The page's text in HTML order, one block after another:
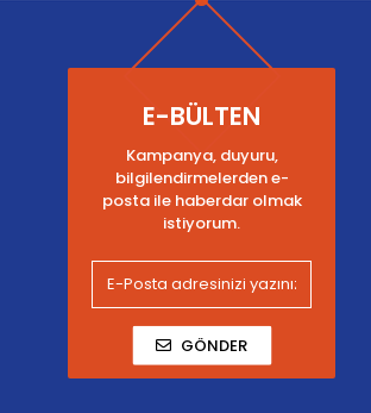
E-BÜLTEN
Kampanya, duyuru,
bilgilendirmelerden e-
posta ile haberdar olmak
istiyorum.
GÖNDER